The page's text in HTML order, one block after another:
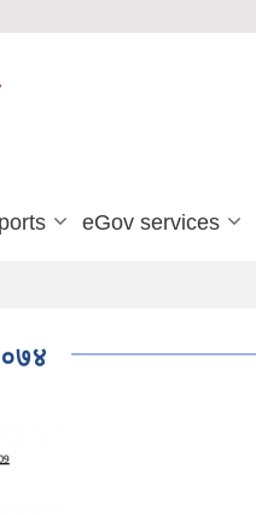
eGov services